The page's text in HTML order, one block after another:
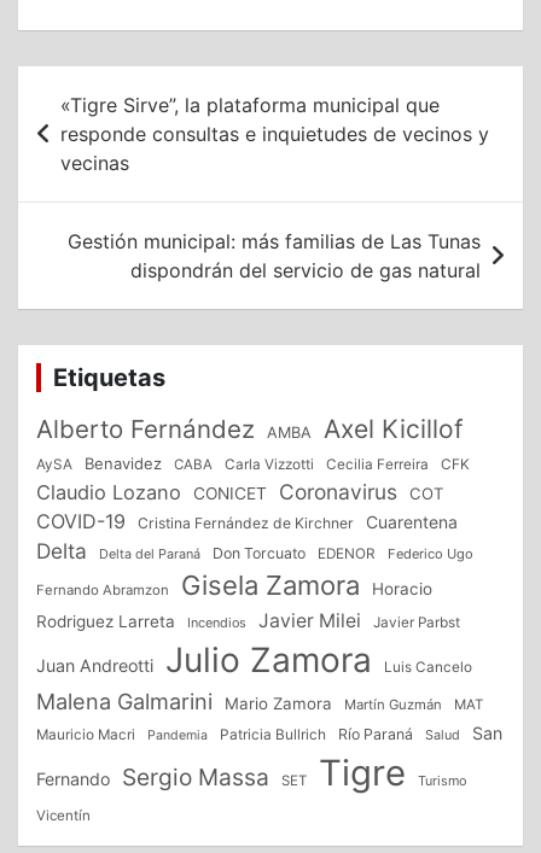
Navegación
de
entradas
«Tigre Sirve”, la plataforma municipal que
responde consultas e inquietudes de vecinos y
vecinas
Gestión municipal: más familias de Las Tunas
dispondrán del servicio de gas natural
Etiquetas
Alberto Fernández AMBA Axel Kicillof
AySA Benavidez CABA Carla Vizzotti Cecilia Ferreira CFK
Claudio Lozano CONICET Coronavirus COT
COVID-19 Cristina Fernández de Kirchner Cuarentena
Delta Delta del Paraná Don Torcuato EDENOR Federico Ugo
Fernando Abramzon Gisela Zamora
Horacio
Rodriguez Larreta
Incendios Javier Milei Javier Parbst
Juan Andreotti Julio Zamora Luis Cancelo
Malena Galmarini Mario Zamora Martín Guzmán
MAT
Mauricio Macri
Pandemia Patricia Bullrich Río Paraná Salud San
Fernando Sergio Massa SET Tigre Turismo
Vicentín